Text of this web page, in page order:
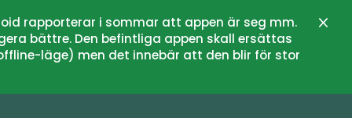
rapporterar i sommar att appen är seg mm.
bättre. Den befintliga appen skall ersättas
läge) men det innebär att den blir för stor